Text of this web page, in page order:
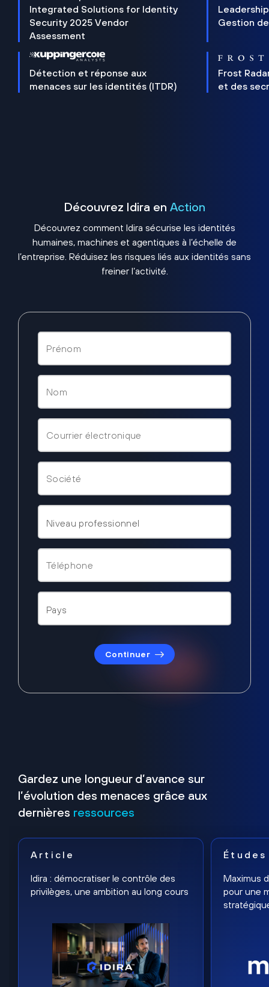
Integrated Solutions for Identity
Security 2025 Vendor
Assessment
Gestion
Détection et réponse aux
menaces sur les identités (ITDR)
Frost
et des
Découvrez Idira en Action
Découvrez comment Idira sécurise les identités
humaines, machines et agentiques à l’échelle de
l’entreprise. Réduisez les risques liés aux identités sans
freiner l’activité.
Continuer
Gardez une longueur d’avance sur
l’évolution des menaces grâce aux
dernières ressources
Article
Idira : démocratiser le contrôle des
privilèges, une ambition au long cours
Études
Maximus
pour une